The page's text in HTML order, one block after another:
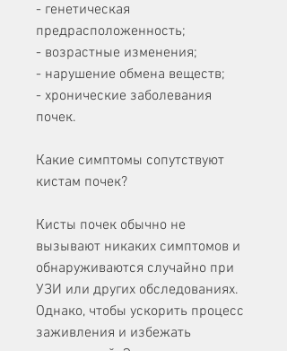
- генетическая
предрасположенность;
- возрастные изменения;
- нарушение обмена веществ;
- хронические заболевания
почек.
Какие симптомы сопутствуют
кистам почек?
Кисты почек обычно не
вызывают никаких симптомов и
обнаруживаются случайно при
УЗИ или других обследованиях.
Однако, чтобы ускорить процесс
заживления и избежать